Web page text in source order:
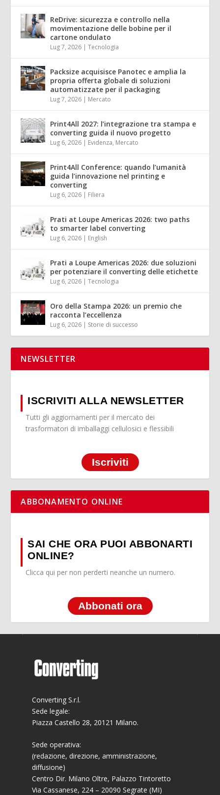
ReDrive: sicurezza e controllo nella
movimentazione delle bobine per il
cartone ondulato
Lug 7, 2026 |Tecnologia
Packsize acquisisce Panotec e amplia la
propria offerta globale di soluzioni
automatizzate per il packaging
Lug 7, 2026 | Mercato
Print4All 2027: l’integrazione tra stampa e
converting guida il nuovo progetto
Lug 6, 2026 | Evidenza, Mercato
Print4All Conference: quando l’umanità
guida l’innovazione nel printing e
converting
Lug 6, 2026 | Filiera
Prati at Loupe Americas 2026: two paths
to smarter label converting
Lug 6, 2026 | English
Prati a Loupe Americas 2026: due soluzioni
per potenziare il converting delle etichette
Lug 6, 2026 |Tecnologia
Oro della Stampa 2026: un premio che
racconta l’eccellenza
Lug 6, 2026 | Storie di successo
NEWSLETTER
ISCRIVITI ALLA NEWSLETTER
Tutti gli aggiornamenti per il mercato dei
trasformatori di imballaggi cellulosici e flessibili
Iscriviti
ABBONAMENTO ONLINE
SAI CHE ORA PUOI ABBONARTI
ONLINE?
Clicca qui per non perderti neanche un numero.
Abbonati ora
Converting S.r.l.
Sede legale:
Piazza Castello 28, 20121 Milano.
Sede operativa:
(redazione, direzione, amministrazione,
diffusione)
Centro Dir. Milano Oltre, Palazzo Tintoretto
Via Cassanese, 224 – 20090 Segrate (MI)